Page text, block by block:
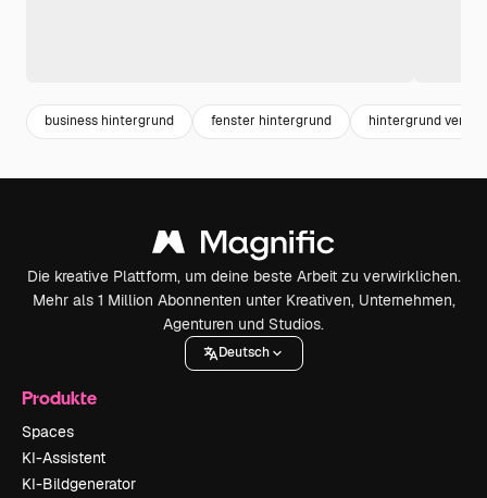
business hintergrund fenster hintergrund hintergrund
Die kreative Plattform, um deine beste Arbeit zu verwirklichen.
Mehr als 1 Million Abonnenten unter Kreativen, Unternehmen,
Agenturen und Studios.
Deutsch
Produkte
Spaces
KI-Assistent
KI-Bildgenerator